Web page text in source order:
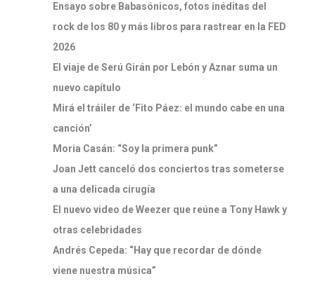
Ensayo sobre Babasónicos, fotos inéditas del
rock de los 80 y más libros para rastrear en la FED
2026
El viaje de Serú Girán por Lebón y Aznar suma un
nuevo capítulo
Mirá el tráiler de ‘Fito Páez: el mundo cabe en una
canción’
Moria Casán: “Soy la primera punk”
Joan Jett canceló dos conciertos tras someterse
a una delicada cirugía
El nuevo video de Weezer que reúne a Tony Hawk y
otras celebridades
Andrés Cepeda: “Hay que recordar de dónde
viene nuestra música”